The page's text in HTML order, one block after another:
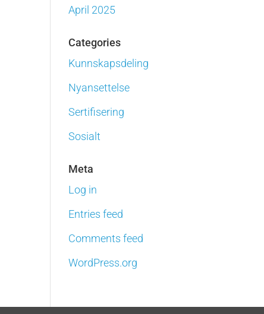
April 2025
Categories
Kunnskapsdeling
Nyansettelse
Sertifisering
Sosialt
Meta
Log in
Entries feed
Comments feed
WordPress.org